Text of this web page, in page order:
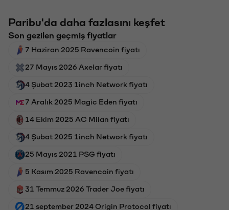
Paribu'da daha fazlasını keşfet
Son gezilen geçmiş fiyatlar
7 Haziran 2025 Ravencoin fiyatı
27 Mayıs 2026 Axelar fiyatı
4 Şubat 2023 1inch Network fiyatı
7 Aralık 2025 Magic Eden fiyatı
14 Ekim 2025 AC Milan fiyatı
4 Şubat 2025 1inch Network fiyatı
25 Mayıs 2021 PSG fiyatı
5 Kasım 2025 Ravencoin fiyatı
31 Temmuz 2026 Trader Joe fiyatı
21 september 2024 Origin Protocol fiyatı